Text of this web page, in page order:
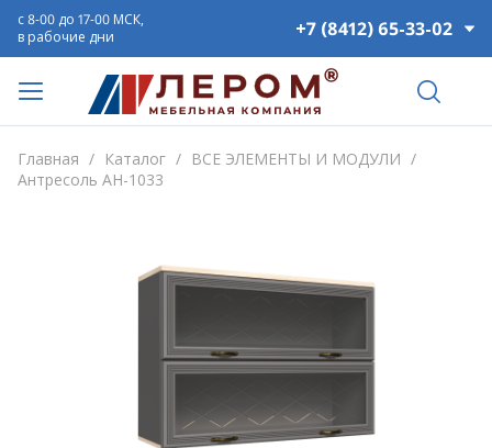
+7 (8412) 65-33-02
с 8-00 до 17-00 МСК,
в рабочие дни
Главная / Каталог / ВСЕ ЭЛЕМЕНТЫ И МОДУЛИ /
Антресоль АН-1033